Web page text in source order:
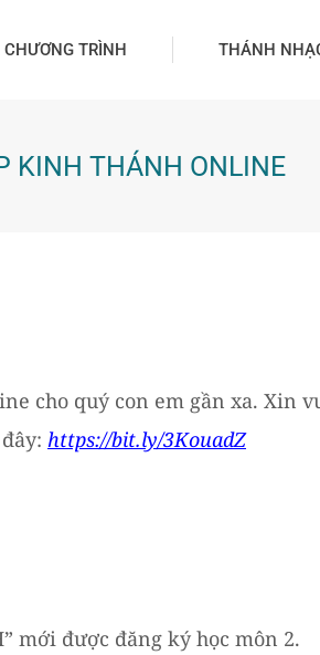
TRÌNH THÁNH
KINH THÁNH ONLINE
cho quý con em gần xa. Xin
https://bit.ly/3KouadZ
mới được đăng ký học môn 2.